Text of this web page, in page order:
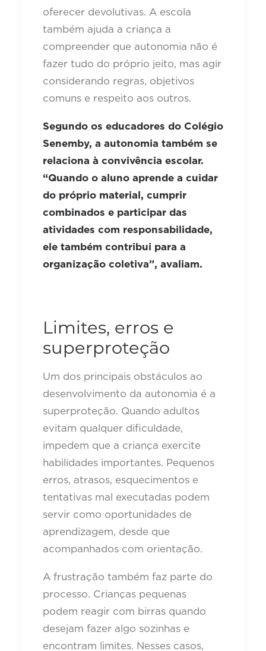
oferecer devolutivas. A escola
também ajuda a criança a
compreender que autonomia não é
fazer tudo do próprio jeito, mas agir
considerando regras, objetivos
comuns e respeito aos outros.
Segundo os educadores do Colégio
Senemby, a autonomia também se
relaciona à convivência escolar.
“Quando o aluno aprende a cuidar
do próprio material, cumprir
combinados e participar das
atividades com responsabilidade,
ele também contribui para a
organização coletiva”, avaliam.
Limites, erros e
superproteção
Um dos principais obstáculos ao
desenvolvimento da autonomia é a
superproteção. Quando adultos
evitam qualquer dificuldade,
impedem que a criança exercite
habilidades importantes. Pequenos
erros, atrasos, esquecimentos e
tentativas mal executadas podem
servir como oportunidades de
aprendizagem, desde que
acompanhados com orientação.
A frustração também faz parte do
processo. Crianças pequenas
podem reagir com birras quando
desejam fazer algo sozinhas e
encontram limites. Nesses casos,